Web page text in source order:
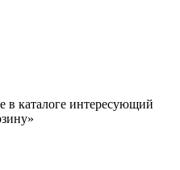
в каталоге интересующий